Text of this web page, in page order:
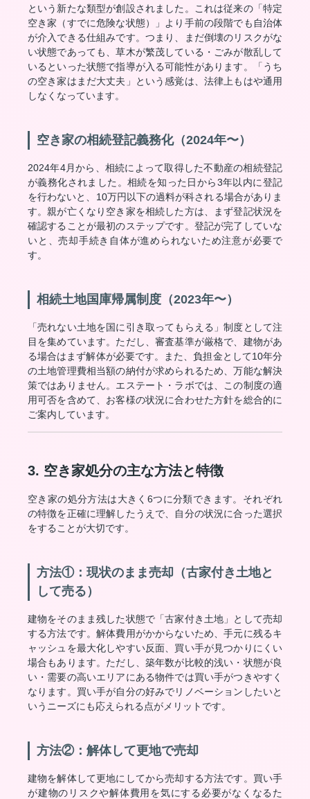
という新たな類型が創設されました。これは従来の「特定
空き家（すでに危険な状態）」より手前の段階でも自治体
が介入できる仕組みです。つまり、まだ倒壊のリスクがな
い状態であっても、草木が繁茂している・ごみが散乱して
いるといった状態で指導が入る可能性があります。「うち
の空き家はまだ大丈夫」という感覚は、法律上もはや通用
しなくなっています。
空き家の相続登記義務化（2024年〜）
2024年4月から、相続によって取得した不動産の相続登記
が義務化されました。相続を知った日から3年以内に登記
を行わないと、10万円以下の過料が科される場合がありま
す。親が亡くなり空き家を相続した方は、まず登記状況を
確認することが最初のステップです。登記が完了していな
いと、売却手続き自体が進められないため注意が必要で
す。
相続土地国庫帰属制度（2023年〜）
「売れない土地を国に引き取ってもらえる」制度として注
目を集めています。ただし、審査基準が厳格で、建物があ
る場合はまず解体が必要です。また、負担金として10年分
の土地管理費相当額の納付が求められるため、万能な解決
策ではありません。エステート・ラボでは、この制度の適
用可否を含めて、お客様の状況に合わせた方針を総合的に
ご案内しています。
3. 空き家処分の主な方法と特徴
空き家の処分方法は大きく6つに分類できます。それぞれ
の特徴を正確に理解したうえで、自分の状況に合った選択
をすることが大切です。
方法①：現状のまま売却（古家付き土地と
して売る）
建物をそのまま残した状態で「古家付き土地」として売却
する方法です。解体費用がかからないため、手元に残るキ
ャッシュを最大化しやすい反面、買い手が見つかりにくい
場合もあります。ただし、築年数が比較的浅い・状態が良
い・需要の高いエリアにある物件では買い手がつきやすく
なります。買い手が自分の好みでリノベーションしたいと
いうニーズにも応えられる点がメリットです。
方法②：解体して更地で売却
建物を解体して更地にしてから売却する方法です。買い手
が建物のリスクや解体費用を気にする必要がなくなるた